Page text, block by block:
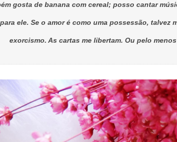
gosta de banana com cereal; posso cantar
ele. Se o amor é como uma possessão, talvez
exorcismo. As cartas me libertam. Ou pelo